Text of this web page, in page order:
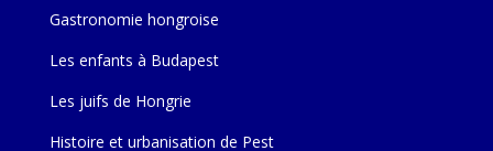
Gastronomie hongroise
Les enfants à Budapest
Les juifs de Hongrie
Histoire et urbanisation de Pest